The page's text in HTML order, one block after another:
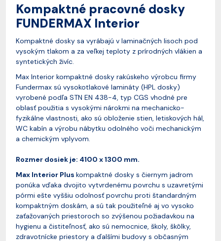
Kompaktné pracovné dosky
FUNDERMAX Interior
Kompaktné dosky sa vyrábajú v laminačných lisoch pod
vysokým tlakom a za veľkej teploty z prírodných vlákien a
syntetických živíc.
Max Interior kompaktné dosky rakúskeho výrobcu firmy
Fundermax sú vysokotlakové lamináty (HPL dosky)
vyrobené podľa STN EN 438-4, typ CGS vhodné pre
oblasť použitia s vysokými nárokmi na mechanicko-
fyzikálne vlastnosti, ako sú obloženie stien, letiskových hál,
WC kabín a výrobu nábytku odolného voči mechanickým
a chemickým vplyvom.
Rozmer dosiek je: 4100 x 1300 mm.
Max Interior Plus kompaktné dosky s čiernym jadrom
ponúka vďaka dvojito vytvrdenému povrchu s uzavretými
pórmi ešte vyššiu odolnosť povrchu proti štandardným
kompaktným doskám, a sú tak použiteľné aj vo vysoko
zaťažovaných priestoroch so zvýšenou požiadavkou na
hygienu a čistiteľnosť, ako sú nemocnice, školy, škôlky,
zdravotnícke priestory a ďalšími budovy s občasným